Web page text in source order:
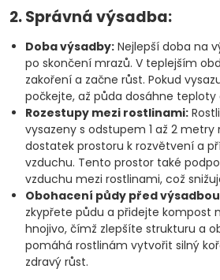
2. Správná výsadba:
Doba výsadby: Nejlepší doba na
po skončení mrazů. V teplejším
zakoření a začne růst. Pokud
počkejte, až půda dosáhne teploty
Rozestupy mezi rostlinami:
vysazeny s odstupem 1 až 2
dostatek prostoru k rozvětvení a
vzduchu. Tento prostor také
vzduchu mezi rostlinami, což
Obohacení půdy před
zkypřete půdu a přidejte kompost
hnojivo, čímž zlepšíte strukturu a
pomáhá rostlinám vytvořit silný
zdravý růst.